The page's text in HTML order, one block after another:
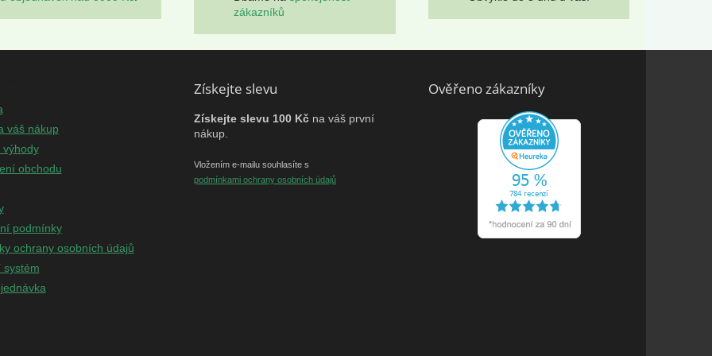
zákazníků
váš nákup
obchodu
podmínky
ochrany osobních údajů
systém
Získejte slevu
Získejte slevu 100 Kč na váš první
nákup.
Vložením e-mailu souhlasíte s
podmínkami ochrany osobních údajů
Ověřeno zákazníky